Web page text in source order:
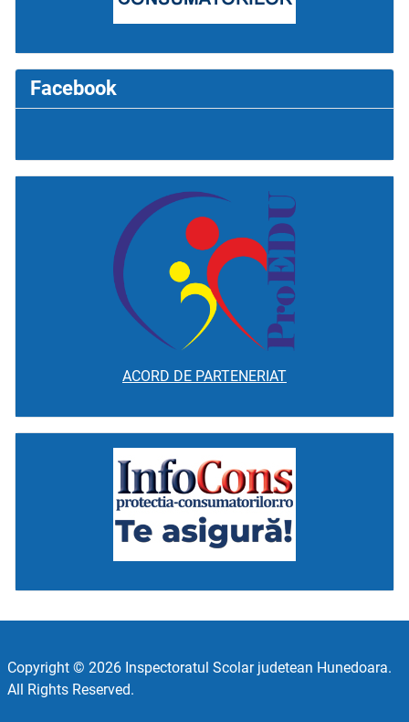
Facebook
ACORD DE PARTENERIAT
Copyright © 2026 Inspectoratul Scolar judetean Hunedoara.
All Rights Reserved.